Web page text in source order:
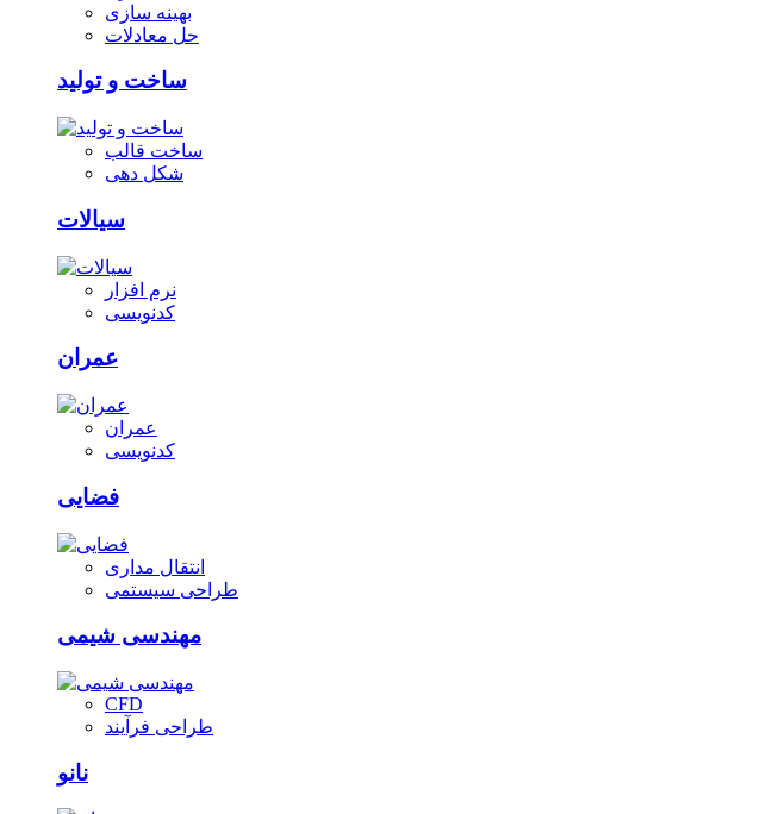
بهینه سازی
حل معادلات
ساخت و تولید
ساخت قالب
شکل دهی
سیالات
نرم افزار
کدنویسی
عمران
عمران
کدنویسی
فضایی
انتقال مداری
طراحی سیستمی
مهندسی شیمی
CFD
طراحی فرآیند
نانو